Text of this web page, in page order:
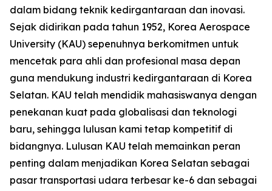
dalam bidang teknik kedirgantaraan dan inovasi.
Sejak didirikan pada tahun 1952, Korea Aerospace
University (KAU) sepenuhnya berkomitmen untuk
mencetak para ahli dan profesional masa depan
guna mendukung industri kedirgantaraan di Korea
Selatan. KAU telah mendidik mahasiswanya dengan
penekanan kuat pada globalisasi dan teknologi
baru, sehingga lulusan kami tetap kompetitif di
bidangnya. Lulusan KAU telah memainkan peran
penting dalam menjadikan Korea Selatan sebagai
pasar transportasi udara terbesar ke-6 dan sebagai